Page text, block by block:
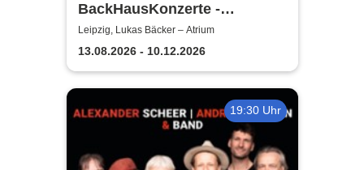
BackHausKonzerte -
Kammermusik mit der
Sinfonia Leipzig
Leipzig, Lukas Bäcker – Atrium
13.08.2026 - 10.12.2026
19:30 Uhr